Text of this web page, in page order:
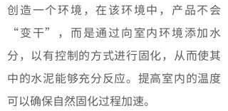
创造一个环境，在该环境中，产品不会
“变干”，而是通过向室内环境添加水
分，以有控制的方式进行固化，从而使其
中的水泥能够充分反应。提高室内的温度
可以确保自然固化过程加速。